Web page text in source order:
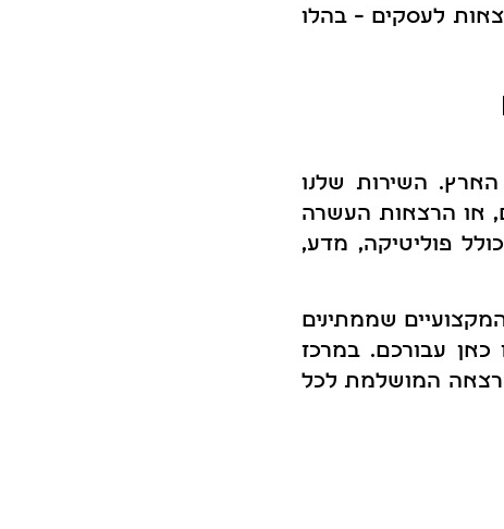
לעסקים – בהלו
השירות שלנו
או הרצאות העשרה
פוליטיקה, מדע,
שממתינים
עבורכם. במרכז
המושלמת לכל